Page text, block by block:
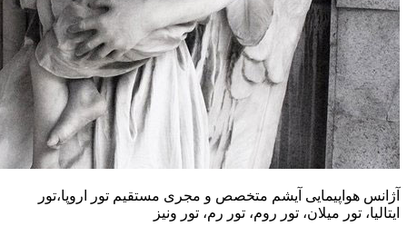
آژانس هواپیمایی آیشم متخصص و مجری مستقیم تور اروپا،تور
ایتالیا، تور میلان، تور روم، تور رم، تور ونیز